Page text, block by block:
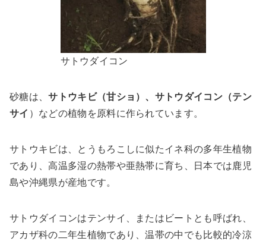
サトウダイコン
砂糖は、サトウキビ（甘ショ）、サトウダイコン（テン
サイ ）などの植物を原料に作られています。
サトウキビは、とうもろこしに似たイネ科の多年生植物
であり、高温多湿の熱帯や亜熱帯に育ち、日本では鹿児
島や沖縄県が産地です。
サトウダイコンはテンサイ、またはビートとも呼ばれ、
アカザ科の二年生植物であり、温帯の中でも比較的冷涼